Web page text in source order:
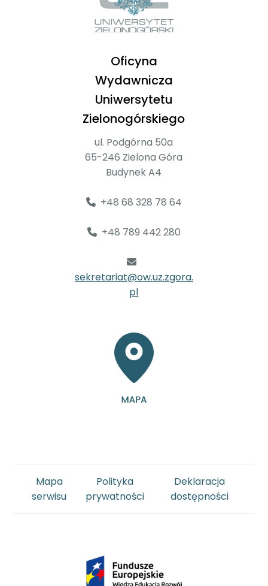
Oficyna
Wydawnicza
Uniwersytetu
Zielonogórskiego
ul. Podgórna 50a
65-246 Zielona Góra
Budynek A4
+48 68 328 78 64
+48 789 442 280
sekretariat@ow.uz.zgora.
pl
Mapa
serwisu
Polityka
prywatności
Deklaracja
dostępności